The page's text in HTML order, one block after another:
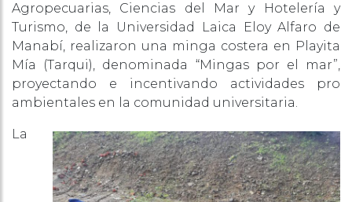
Agropecuarias, Ciencias del Mar y Hotelería y
Turismo, de la Universidad Laica Eloy Alfaro de
Manabí, realizaron una minga costera en Playita
Mía (Tarqui), denominada “Mingas por el mar”,
proyectando e incentivando actividades pro
ambientales en la comunidad universitaria.
La